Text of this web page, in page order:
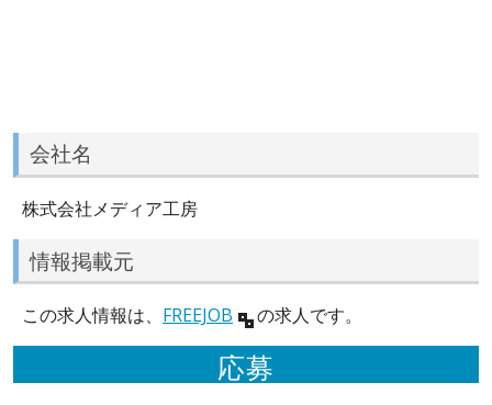
会社名
株式会社メディア工房
情報掲載元
この求人情報は、 FREEJOB の求人です。
応募